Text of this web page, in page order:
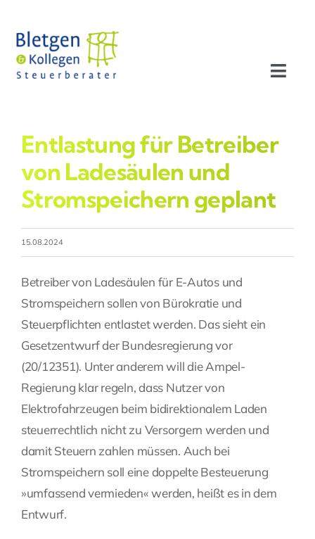
Inhalt
springen
Profil
Leistungen
Team
Stellenangebote
Fragen Sie Ihre Kanzlei
Kontakt
Entlastung für Betreiber
von Ladesäulen und
Stromspeichern geplant
15.08.2024
Betreiber von Ladesäulen für E-Autos und
Stromspeichern sollen von Bürokratie und
Steuerpflichten entlastet werden. Das sieht ein
Gesetzentwurf der Bundesregierung vor
(20/12351). Unter anderem will die Ampel-
Regierung klar regeln, dass Nutzer von
Elektrofahrzeugen beim bidirektionalem Laden
steuerrechtlich nicht zu Versorgern werden und
damit Steuern zahlen müssen. Auch bei
Stromspeichern soll eine doppelte Besteuerung
»umfassend vermieden« werden, heißt es in dem
Entwurf.